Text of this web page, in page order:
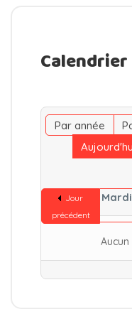
Calendrier
Par année
Jour
précédent